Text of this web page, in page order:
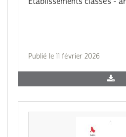
Publié le 11 février 2026